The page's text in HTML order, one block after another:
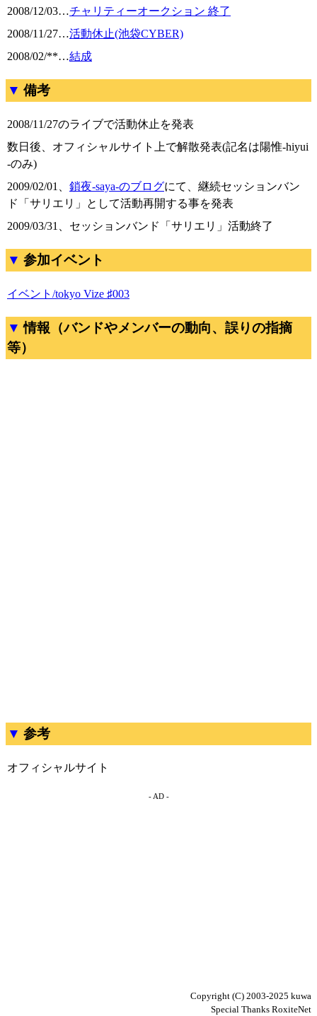
2008/12/03…チャリティーオークション 終了
2008/11/27…活動休止(池袋CYBER)
2008/02/**…結成
備考
2008/11/27のライブで活動休止を発表
数日後、オフィシャルサイト上で解散発表(記名は陽惟-hiyui
-のみ)
2009/02/01、 鎖夜-saya-のブログにて、継続セッションバン
ド「サリエリ」として活動再開する事を発表
2009/03/31、セッションバンド「サリエリ」活動終了
参加イベント
イベント/tokyo Vize ♯003
情報（バンドやメンバーの動向、誤りの指摘
等）
参考
オフィシャルサイト
- AD -
Copyright (C) 2003-2025 kuwa
Special Thanks RoxiteNet